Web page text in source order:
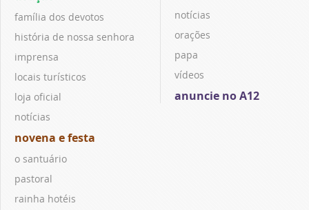
família dos devotos
história de nossa senhora
imprensa
locais turísticos
loja oficial
notícias
novena e festa
o santuário
pastoral
rainha hotéis
notícias
orações
papa
vídeos
anuncie no A12